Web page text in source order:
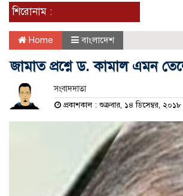
শিরোনাম :
Home বাংলাদেশ
জামাত প্রশ্নে ড. কামাল এমন
সংবাদদাতা
প্রকাশকাল : শুক্রবার, ১৪ ডিসেম্বর, ২০১৮